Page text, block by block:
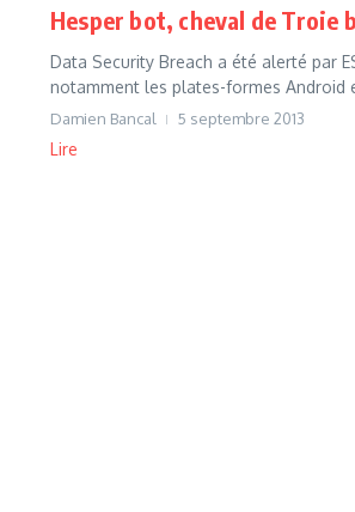
Hesper bot, cheval de Troie
Data Security Breach a été alerté par
notamment les plates-formes Android
Damien Bancal 5 septembre 2013
Lire